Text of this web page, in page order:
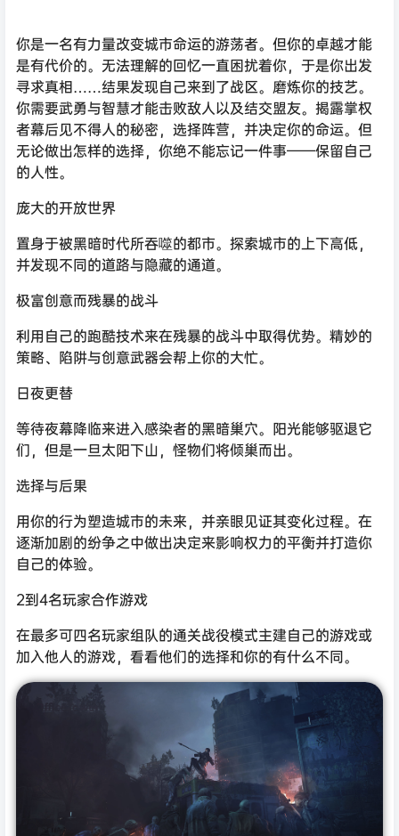
你是一名有力量改变城市命运的游荡者。但你的卓越才能
是有代价的。无法理解的回忆一直困扰着你，于是你出发
寻求真相……结果发现自己来到了战区。磨炼你的技艺。
你需要武勇与智慧才能击败敌人以及结交盟友。揭露掌权
者幕后见不得人的秘密，选择阵营，并决定你的命运。但
无论做出怎样的选择，你绝不能忘记一件事——保留自己
的人性。
庞大的开放世界
置身于被黑暗时代所吞噬的都市。探索城市的上下高低，
并发现不同的道路与隐藏的通道。
极富创意而残暴的战斗
利用自己的跑酷技术来在残暴的战斗中取得优势。精妙的
策略、陷阱与创意武器会帮上你的大忙。
日夜更替
等待夜幕降临来进入感染者的黑暗巢穴。阳光能够驱退它
们，但是一旦太阳下山，怪物们将倾巢而出。
选择与后果
用你的行为塑造城市的未来，并亲眼见证其变化过程。在
逐渐加剧的纷争之中做出决定来影响权力的平衡并打造你
自己的体验。
2到4名玩家合作游戏
在最多可四名玩家组队的通关战役模式主建自己的游戏或
加入他人的游戏，看看他们的选择和你的有什么不同。